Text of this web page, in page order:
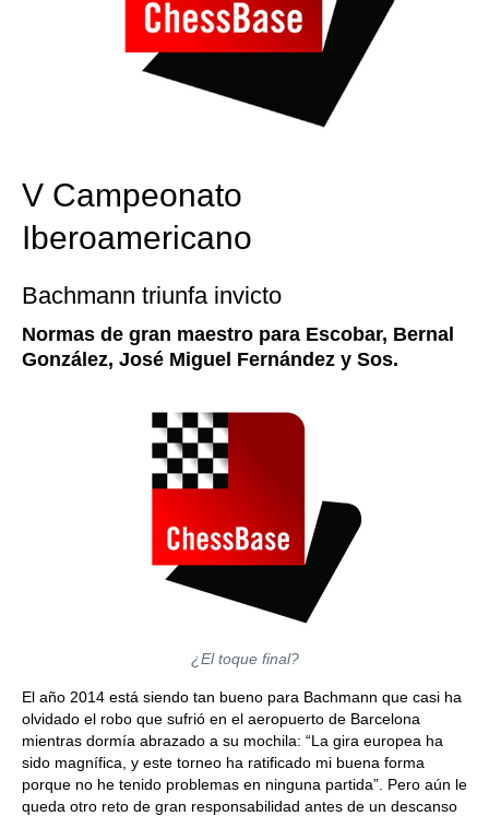
V Campeonato
Iberoamericano
Bachmann triunfa invicto
Normas de gran maestro para Escobar, Bernal
González, José Miguel Fernández y Sos.
¿El toque final?
El año 2014 está siendo tan bueno para Bachmann que casi ha
olvidado el robo que sufrió en el aeropuerto de Barcelona
mientras dormía abrazado a su mochila: “La gira europea ha
sido magnífica, y este torneo ha ratificado mi buena forma
porque no he tenido problemas en ninguna partida”. Pero aún le
queda otro reto de gran responsabilidad antes de un descanso